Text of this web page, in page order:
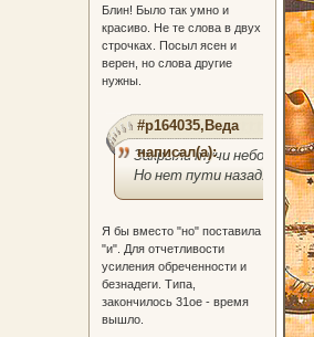
Блин! Было так умно и
красиво. Не те слова в двух
строчках. Посыл ясен и
верен, но слова другие
нужны.
#p164035,Веда
написал(а):
Закрыли тучи небо
Но нет пути назад.
Я бы вместо "но" поставила
"и". Для отчетливости
усиления обреченности и
безнадеги. Типа,
закончилось 31ое - время
вышло.